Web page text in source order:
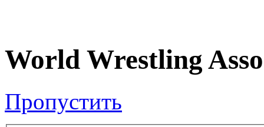
World Wrestling
Пропустить